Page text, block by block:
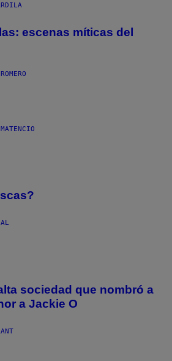
escenas míticas del
sociedad que nombró a
a Jackie O